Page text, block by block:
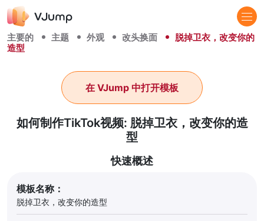
主要的 主题 外观 改头换面
脱掉卫衣，改变你的
造型
如何制作TikTok视频: 脱掉卫衣，改变你的造
型
在 VJump 中打开模板
快速概述
模板名称：
脱掉卫衣，改变你的造型